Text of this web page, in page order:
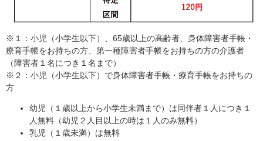
※１：小児（小学生以下）、65歳以上の高齢者、身体障害者手帳・
療育手帳をお持ちの方、第一種障害者手帳をお持ちの方の介護者
（障害者１名につき１名まで）
※２：小児（小学生以下）で身体障害者手帳・療育手帳をお持ちの
方
幼児（１歳以上から小学生未満まで）は同伴者１人につき１
人無料（幼児２人目以上の時は１人のみ無料）
乳児（１歳未満）は無料